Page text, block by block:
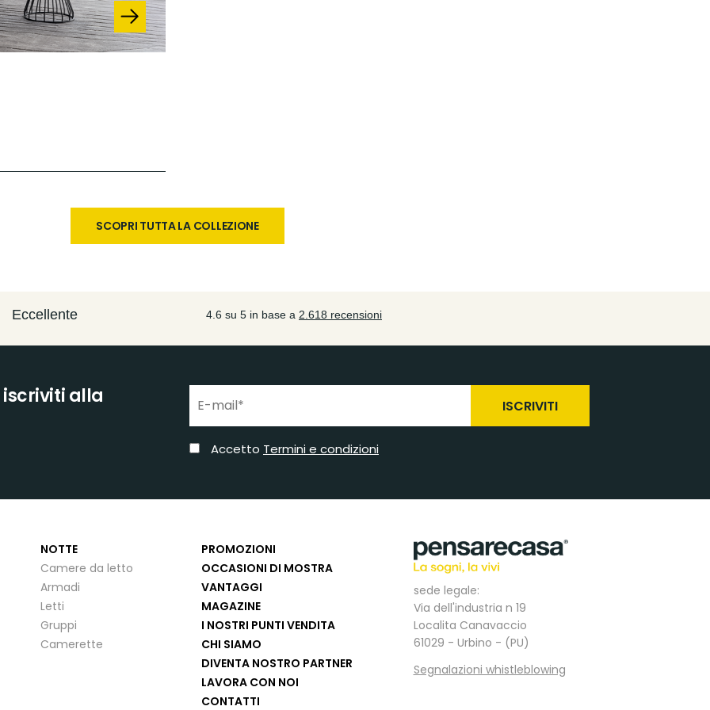
SCOPRI TUTTA LA COLLEZIONE
alla ISCRIVITI
Accetto Termini e condizioni
NOTTE
Camere da letto
Armadi
Letti
Gruppi
Camerette
PROMOZIONI
OCCASIONI DI MOSTRA
VANTAGGI
MAGAZINE
I NOSTRI PUNTI VENDITA
CHI SIAMO
DIVENTA NOSTRO PARTNER
LAVORA CON NOI
CONTATTI
sede legale:
Via dell'industria n 19
Localita Canavaccio
61029 - Urbino - (PU)
Segnalazioni whistleblowing